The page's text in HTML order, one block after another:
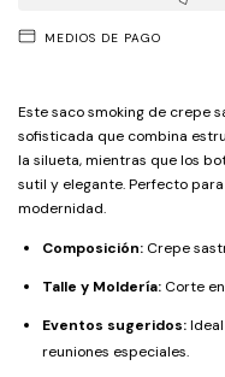
MEDIOS DE PAGO
Este saco smoking de crepe
sofisticada que combina
la silueta, mientras que los
sutil y elegante. Perfecto
modernidad.
Composición: Crepe
Talle y Moldería: Corte
Eventos sugeridos:
reuniones especiales.